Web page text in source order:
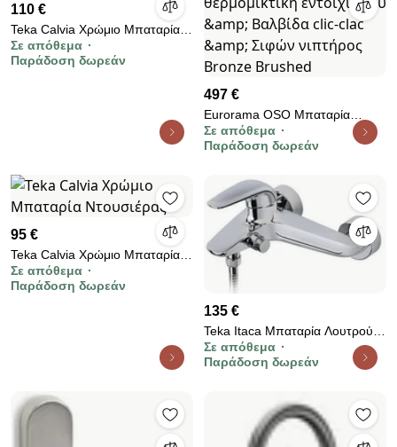
110 €
Teka Calvia Χρώμιο Μπαταρία
Λουτρού
Σε απόθεμα
Παράδοση δωρεάν
497 €
Eurorama OSO Μπαταρία
νιπτήρος θερμομικτική
εντοιχισμού &amp; Βαλβίδα clic-
Bronze Brushed
Σε απόθεμα
Παράδοση δωρεάν
95 €
Teka Calvia Χρώμιο Μπαταρία
Ντουσιέρας
Σε απόθεμα
Παράδοση δωρεάν
135 €
Teka Itaca Μπαταρία Λουτρού
Χρώμιο
Σε απόθεμα
Παράδοση δωρεάν